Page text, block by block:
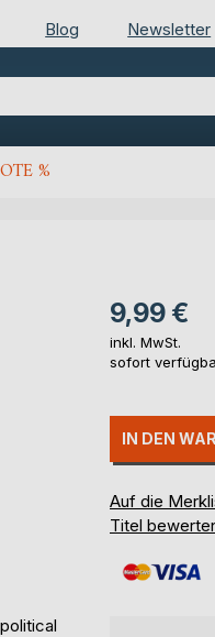
Blog Newsletter
%
9,99 €
inkl. MwSt.
sofort
IN DEN
Auf die
Titel